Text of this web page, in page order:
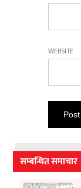
WEBSITE
सम्बन्धित समाचार